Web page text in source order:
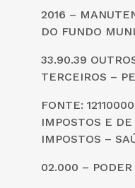
2016 –
DO FUNDO
33.90.39
TERCEIROS –
FONTE:
IMPOSTOS E
IMPOSTOS –
02.000 – PODER